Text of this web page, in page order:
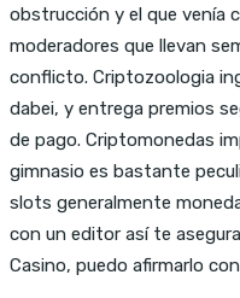
obstrucción y el que venía
moderadores que llevan
conflicto. Criptozoologia
dabei, y entrega premios
de pago. Criptomonedas
gimnasio es bastante
slots generalmente
con un editor así te
Casino, puedo afirmarlo